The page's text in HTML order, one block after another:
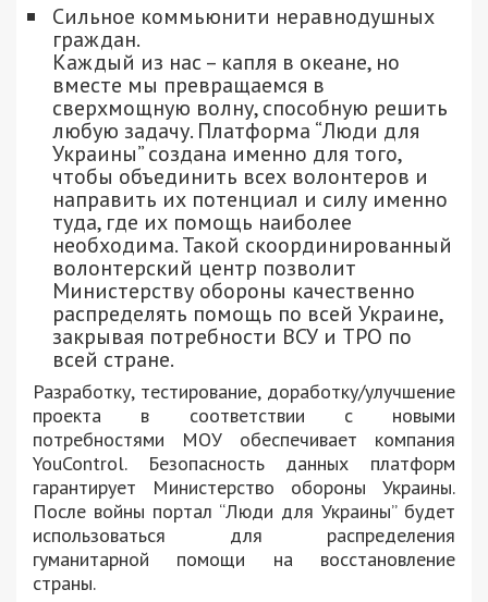
Сильное коммьюнити неравнодушных
граждан.
Каждый из нас – капля в океане, но
вместе мы превращаемся в
сверхмощную волну, способную решить
любую задачу. Платформа “Люди для
Украины” создана именно для того,
чтобы объединить всех волонтеров и
направить их потенциал и силу именно
туда, где их помощь наиболее
необходима. Такой скоординированный
волонтерский центр позволит
Министерству обороны качественно
распределять помощь по всей Украине,
закрывая потребности ВСУ и ТРО по
всей стране.
Разработку, тестирование, доработку/улучшение
проекта в соответствии с новыми
потребностями МОУ обеспечивает компания
YouControl. Безопасность данных платформ
гарантирует Министерство обороны Украины.
После войны портал “Люди для Украины” будет
использоваться для распределения
гуманитарной помощи на восстановление
страны.